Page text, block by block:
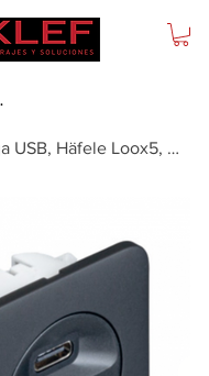
Estación de carga USB, Häfele Loox5, USB-A / USB-C, 12 V